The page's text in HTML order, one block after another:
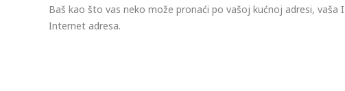
Baš kao što vas neko može pronaći po vašoj kućnoj adresi, vaša
Internet adresa.